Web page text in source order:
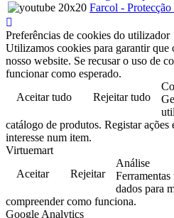
Farcol -
Preferências de cookies do utilizador
Utilizamos cookies para garantir que
nosso website. Se recusar o uso de
funcionar como esperado.
Aceitar tudo
Rejeitar tudo
catálogo de produtos. Registar
interesse num item.
Virtuemart
Aceitar
Rejeitar
Análise
dados para
compreender como funciona.
Google Analytics